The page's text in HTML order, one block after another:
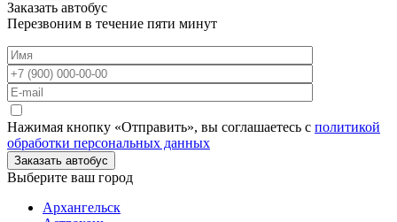
Заказать автобус
Перезвоним в течение пяти минут
Нажимая кнопку «Отправить», вы соглашаетесь с политикой
обработки персональных данных
Заказать автобус
Выберите ваш город
Архангельск